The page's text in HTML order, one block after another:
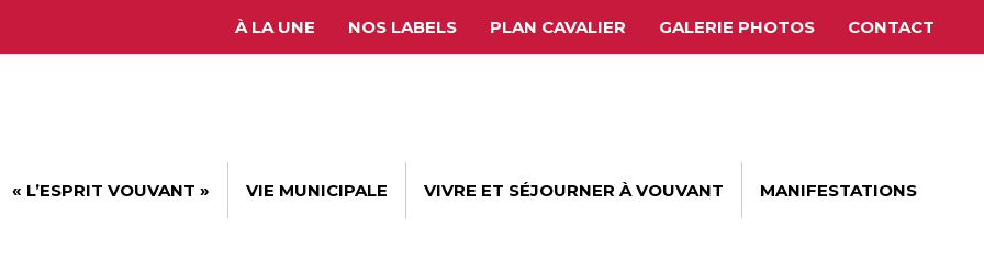
À LA UNE NOS LABELS PLAN CAVALIER GALERIE PHOTOS CONTACT
« L’ESPRIT VOUVANT » VIE MUNICIPALE VIVRE ET SÉJOURNER À VOUVANT MANIFESTATIONS